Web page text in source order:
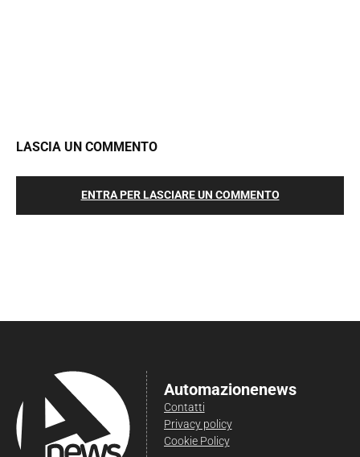
LASCIA UN COMMENTO
ENTRA PER LASCIARE UN COMMENTO
Automazionenews
Contatti
Privacy policy
Cookie Policy